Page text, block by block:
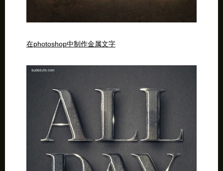
在photoshop中制作金属文字